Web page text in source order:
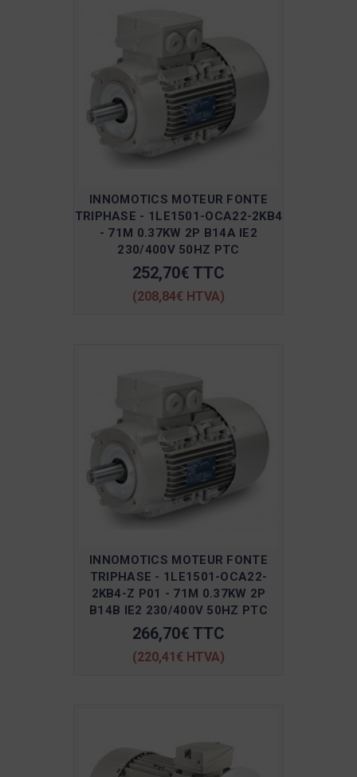
INNOMOTICS MOTEUR FONTE
TRIPHASE - 1LE1501-OCA22-2KB4
- 71M 0.37KW 2P B14A IE2
230/400V 50HZ PTC
252,70€ TTC
(208,84€ HTVA)
INNOMOTICS MOTEUR FONTE
TRIPHASE - 1LE1501-OCA22-
2KB4-Z P01 - 71M 0.37KW 2P
B14B IE2 230/400V 50HZ PTC
266,70€ TTC
(220,41€ HTVA)